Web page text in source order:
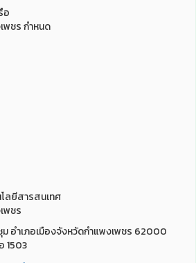
อ
พชร กำหนด
ลยีสารสนเทศ
พชร
ม อำเภอเมืองจังหวัดกำแพงเพชร 62000
1503